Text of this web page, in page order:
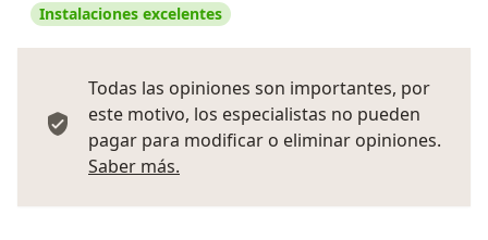
Instalaciones excelentes
Todas las opiniones son importantes, por
este motivo, los especialistas no pueden
pagar para modificar o eliminar opiniones.
Saber más.